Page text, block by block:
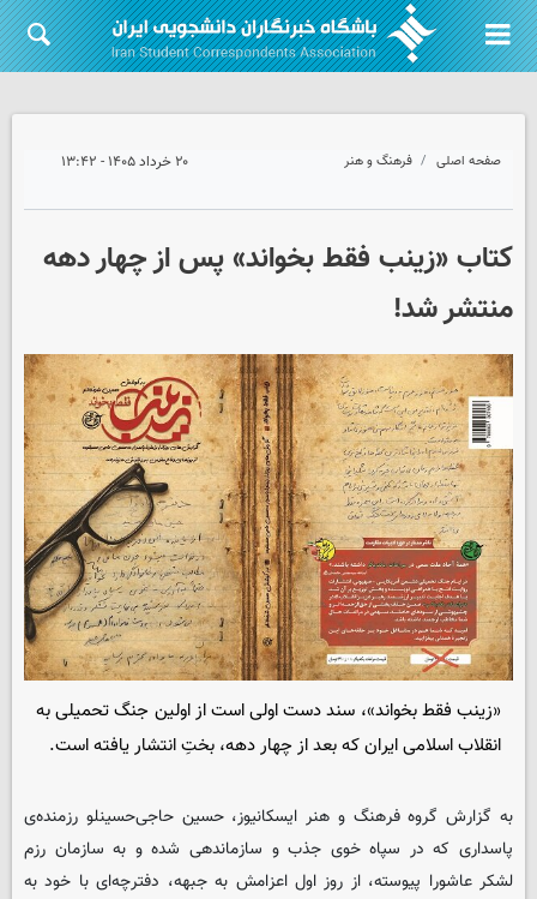
صفحه اصلی فرهنگ و هنر ۲۰ خرداد ۱۴۰۵ - ۱۳:۴۲
کتاب «زینب فقط بخواند» پس از چهار دهه
منتشر شد!
«زینب فقط بخواند»، سند دست اولی است از اولین جنگ تحمیلی به
انقلاب اسلامی ایران که بعد از چهار دهه، بختِ انتشار یافته است.
به گزارش گروه فرهنگ و هنر ایسکانیوز، حسین حاجی‌حسینلو رزمنده‌ی
پاسداری که در سپاه خوی جذب و سازماندهی شده و به سازمان رزم
لشکر عاشورا پیوسته، از روز اول اعزامش به جبهه، دفترچه‌ای با خود به